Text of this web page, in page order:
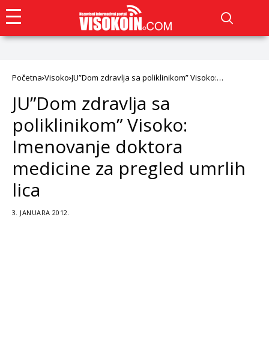
Početna Visoko JU”Dom zdravlja sa poliklinikom” Visoko:
lica
JU”Dom zdravlja sa
poliklinikom” Visoko:
Imenovanje doktora
medicine za pregled umrlih
lica
3. JANUARA 2012.